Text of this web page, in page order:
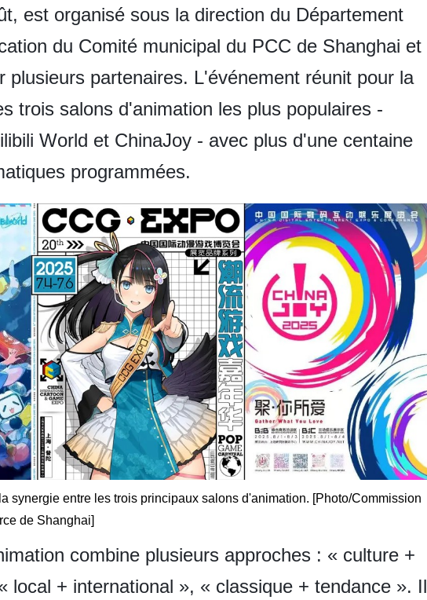
est organisé sous la direction du Département
du Comité municipal du PCC de Shanghai et
plusieurs partenaires. L'événement réunit pour la
trois salons d'animation les plus populaires -
World et ChinaJoy - avec plus d'une centaine
programmées.
synergie entre les trois principaux salons d'animation. [Photo/Commission
de Shanghai]
combine plusieurs approches : « culture +
local + international », « classique + tendance ». Il